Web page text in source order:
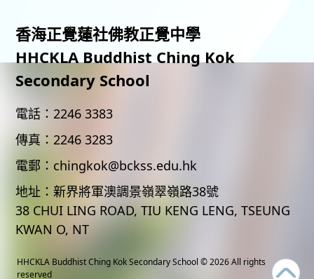
香海正覺蓮社佛教正覺中學
HHCKLA Buddhist Ching Kok
Secondary School
電話： 2246 3383
傳真： 2246 3283
電郵： chingkok@bckss.edu.hk
地址： 新界將軍澳調景嶺翠嶺路38號
38 CHUI LING ROAD, TIU KENG LENG, TSEUNG
KWAN O, NT
HHCKLA Buddhist Ching Kok Secondary School © 2026 All rights
reserved